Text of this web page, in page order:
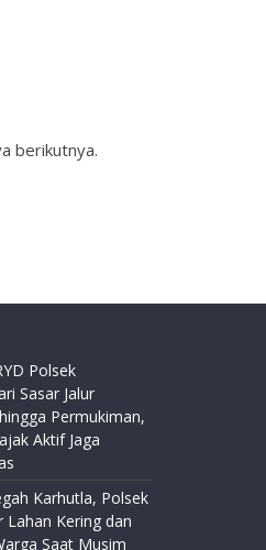
berikutnya.
Polsek
Sasar Jalur
Permukiman,
Aktif Jaga
Karhutla, Polsek
Lahan Kering dan
Saat Musim